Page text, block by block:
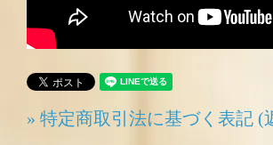
» 特定商取引法に基づく表記 (